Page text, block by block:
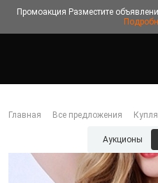
Промоакция Разместите
Главная Все предложения
Аукционы